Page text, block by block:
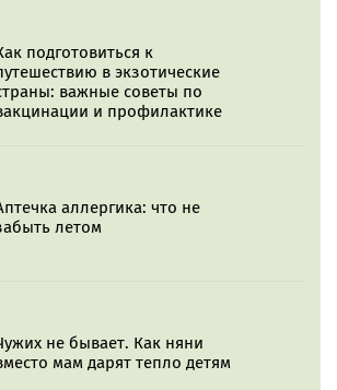
подготовиться к
в экзотические
важные советы по
и профилактике
аллергика: что не
летом
не бывает. Как няни
мам дарят тепло детям